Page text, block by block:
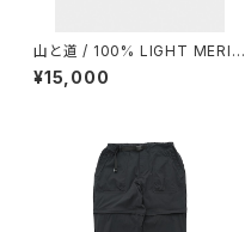
山と道 / 100% LIGHT MERIN
O LONGSLEEVE（UNISEX）
¥15,000